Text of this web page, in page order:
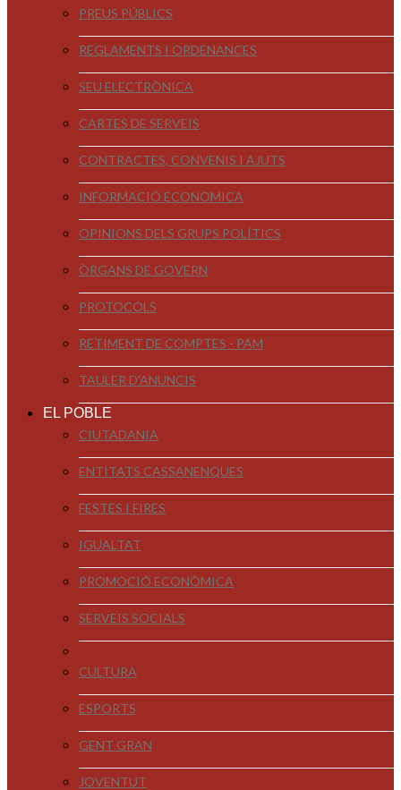
PREUS PÚBLICS
REGLAMENTS I ORDENANCES
SEU ELECTRÒNICA
CARTES DE SERVEIS
CONTRACTES, CONVENIS I AJUTS
INFORMACIÓ ECONÒMICA
OPINIONS DELS GRUPS POLÍTICS
ÒRGANS DE GOVERN
PROTOCOLS
RETIMENT DE COMPTES - PAM
TAULER D'ANUNCIS
EL POBLE
CIUTADANIA
ENTITATS CASSANENQUES
FESTES I FIRES
IGUALTAT
PROMOCIÓ ECONÒMICA
SERVEIS SOCIALS
CULTURA
ESPORTS
GENT GRAN
JOVENTUT